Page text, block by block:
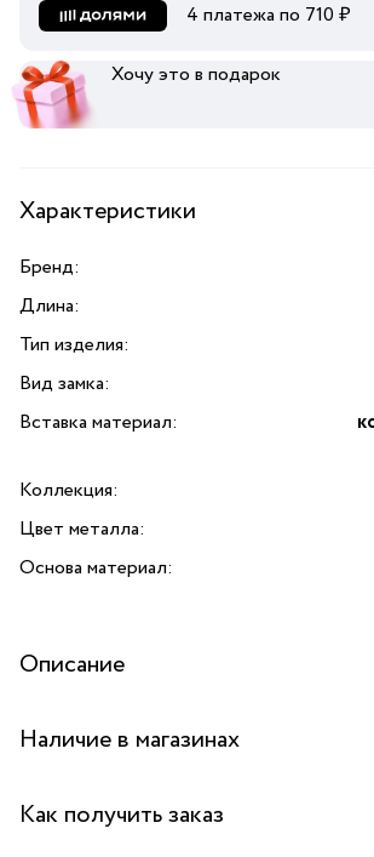
4 платежа по 710 ₽
Хочу это в подарок
Характеристики
Бренд:
Длина:
Тип изделия:
Вид замка:
Вставка материал:
Коллекция:
Цвет металла:
Основа материал:
Описание
с изысканными серьгами Caribi от
и утонченного вкуса, идеальный выбор
Наличие в магазинах
Бутик "La Nature" в ТД "Дружба", Москва
Как получить заказ